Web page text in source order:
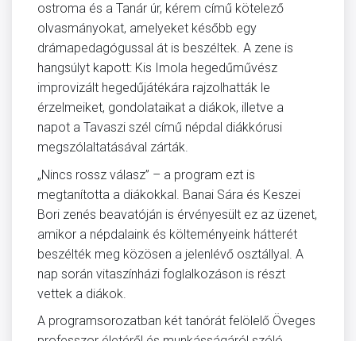
ostroma és a Tanár úr, kérem című kötelező
olvasmányokat, amelyeket később egy
drámapedagógussal át is beszéltek. A zene is
hangsúlyt kapott: Kis Imola hegedűművész
improvizált hegedűjátékára rajzolhatták le
érzelmeiket, gondolataikat a diákok, illetve a
napot a Tavaszi szél című népdal diákkórusi
megszólaltatásával zárták.
„Nincs rossz válasz” – a program ezt is
megtanította a diákokkal. Banai Sára és Keszei
Bori zenés beavatóján is érvényesült ez az üzenet,
amikor a népdalaink és költeményeink hátterét
beszélték meg közösen a jelenlévő osztállyal. A
nap során vitaszínházi foglalkozáson is részt
vettek a diákok.
A programsorozatban két tanórát felölelő Öveges